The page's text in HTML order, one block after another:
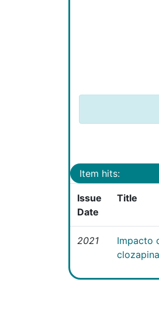
Item hits:
Issue
Date
Title
2021
Impacto